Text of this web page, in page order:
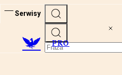
Serwisy
PRO